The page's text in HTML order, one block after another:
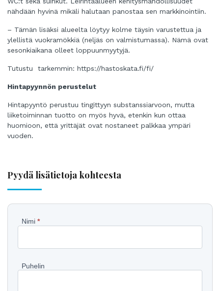
nähdään hyvinä mikäli halutaan panostaa sen markkinointiin.
– Tämän lisäksi alueelta löytyy kolme täysin varustettua ja
ylellistä vuokramökkiä (neljäs on valmistumassa). Nämä ovat
sesonkiaikana olleet loppuunmyytyjä.
Tutustu tarkemmin: https://hastoskata.fi/fi/
Hintapyynnön perustelut
Hintapyyntö perustuu tingittyyn substanssiarvoon, mutta
liiketoiminnan tuotto on myös hyvä, etenkin kun ottaa
huomioon, että yrittäjät ovat nostaneet palkkaa ympäri
vuoden.
Pyydä lisätietoja kohteesta
Pyydä
Nimi *
Puhelin